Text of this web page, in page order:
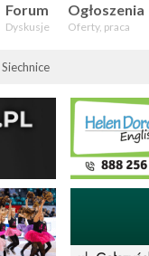
Forum
Dyskusje
Ogłoszenia
Oferty, praca